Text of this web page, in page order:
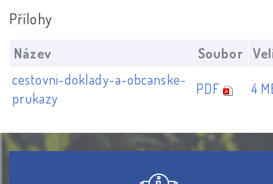
Přílohy
Název Soubor
cestovni-doklady-a-obcanske-
prukazy
PDF 4